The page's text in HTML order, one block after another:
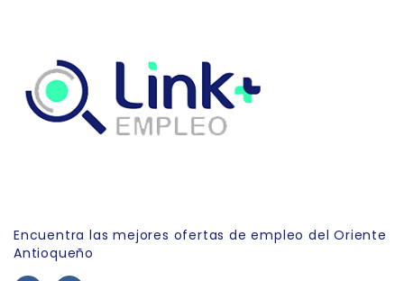
Encuentra las mejores ofertas de empleo del Oriente
Antioqueño